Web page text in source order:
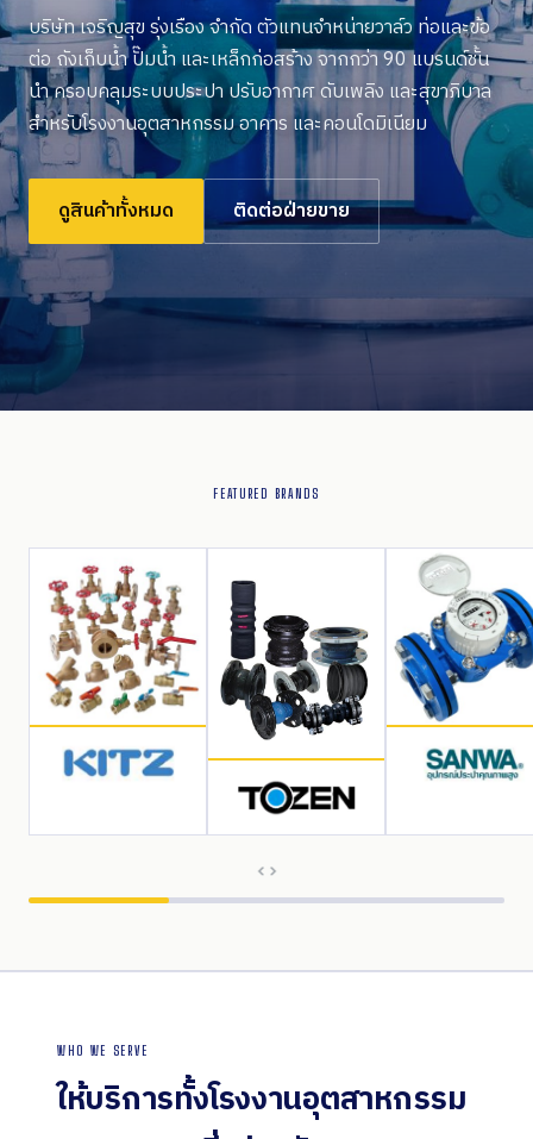
บริษัท เจริญสุข รุ่งเรือง จำกัด ตัวแทนจำหน่ายวาล์ว ท่อและข้อ
ต่อ ถังเก็บน้ำ ปั๊มน้ำ และเหล็กก่อสร้าง จากกว่า 90 แบรนด์ชั้น
นำ ครอบคลุมระบบประปา ปรับอากาศ ดับเพลิง และสุขาภิบาล
สำหรับโรงงานอุตสาหกรรม อาคาร และคอนโดมิเนียม
ดูสินค้าทั้งหมด ติดต่อฝ่ายขาย
FEATURED BRANDS
WHO WE SERVE
ให้บริการทั้งโรงงานอุตสาหกรรม